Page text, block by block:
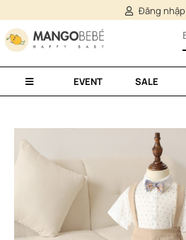
Đăng nhập
EVENT SALE